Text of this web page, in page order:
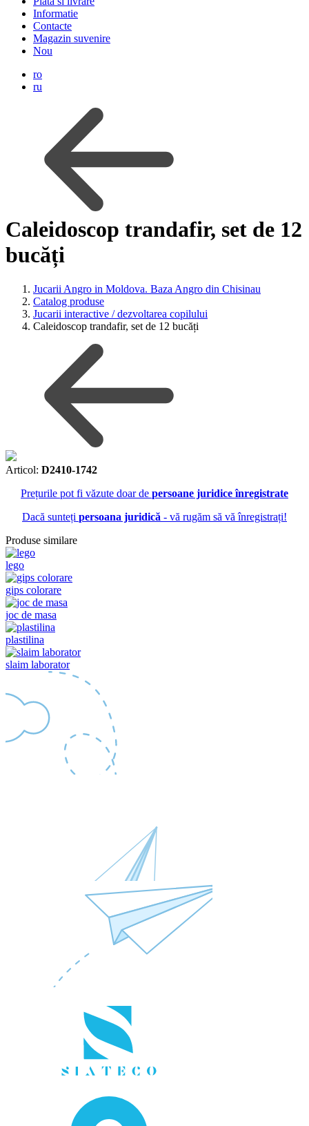
Informatie
Contacte
Magazin suvenire
Nou
ro
ru
Caleidoscop trandafir, set de 12
bucăți
Jucarii Angro in Moldova. Baza Angro din Chisinau
Catalog produse
Jucarii interactive / dezvoltarea copilului
Caleidoscop trandafir, set de 12 bucăți
Articol: D2410-1742
Prețurile pot fi văzute doar de persoane juridice înregistrate
Dacă sunteți persoana juridică - vă rugăm să vă înregistrați!
Produse similare
lego
gips colorare
joc de masa
plastilina
slaim laborator